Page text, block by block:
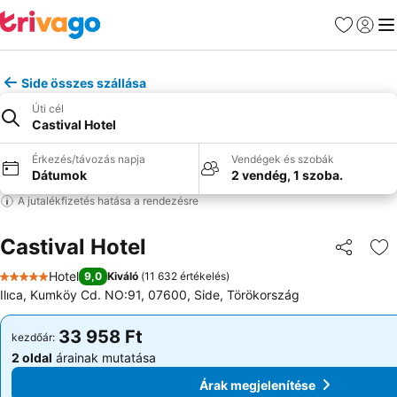
Kedvencek
Side összes szállása
Úti cél
Castival Hotel
Érkezés/távozás napja
Dátumok
Vendégek és szobák
2 vendég, 1 szoba.
A jutalékfizetés hatása a rendezésre
Castival Hotel
5 Kategória
Hotel 9,0 Kiváló (11 632 értékelés)
Ilıca, Kumköy Cd. NO:91, 07600, Side, Törökország
kezdőár: 33 958 Ft
2 oldal árainak mutatása
Árak megjelenítése
kezdőár: 33 958 Ft
2 oldal árainak mutatása
Árak megjelenítése